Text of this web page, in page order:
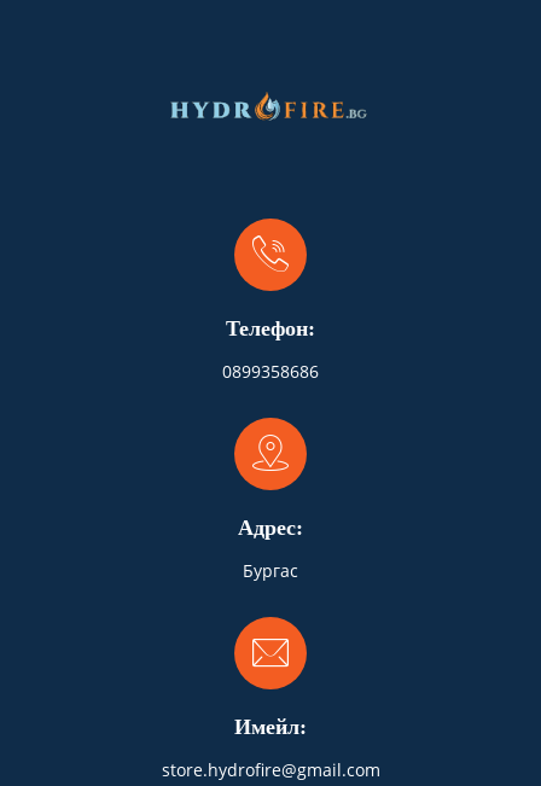
Телефон:
0899358686
Адрес:
Бургас
Имейл:
store.hydrofire@gmail.com